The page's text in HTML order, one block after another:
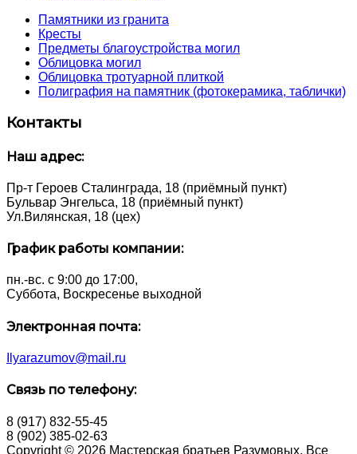
Памятники из гранита
Кресты
Предметы благоустройства могил
Облицовка могил
Облицовка тротуарной плиткой
Полиграфия на памятник (фотокерамика, таблички)
Контакты
Наш адрес:
Пр-т Героев Сталинграда, 18 (приёмный пункт)
Бульвар Энгельса, 18 (приёмный пункт)
Ул.Вилянская, 18 (цех)
График работы компании:
пн.-вс. с 9:00 до 17:00,
Суббота, Воскресенье выходной
Электронная почта:
Ilyarazumov@mail.ru
Связь по телефону:
8 (917) 832-55-45
8 (902) 385-02-63
Copyright © 2026 Мастерская братьев Разумовых. Все